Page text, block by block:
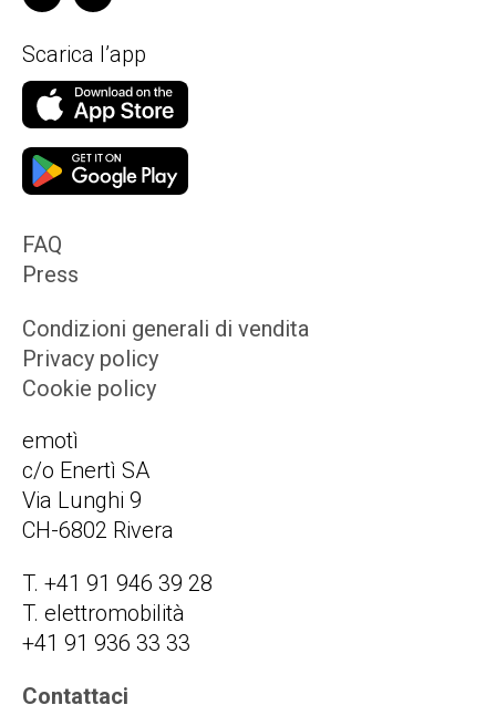
Scarica l’app
FAQ
Press
Condizioni generali di vendita
Privacy policy
Cookie policy
emotì
c/o Enertì SA
Via Lunghi 9
CH-6802 Rivera
T. +41 91 946 39 28
T. elettromobilità
+41 91 936 33 33
Contattaci